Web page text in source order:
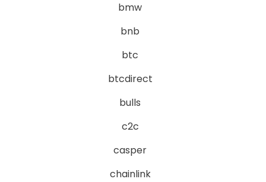
bmw
bnb
btc
btcdirect
bulls
c2c
casper
chainlink